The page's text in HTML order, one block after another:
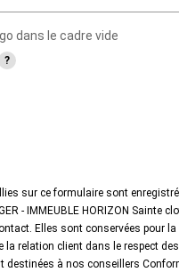
dans le cadre vide
sur ce formulaire sont
- IMMEUBLE HORIZON Sainte
Elles sont conservées pour la
la relation client dans le respect
destinées à nos conseillers